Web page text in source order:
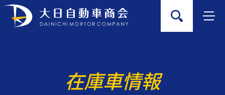
Skip
content
在庫車情報